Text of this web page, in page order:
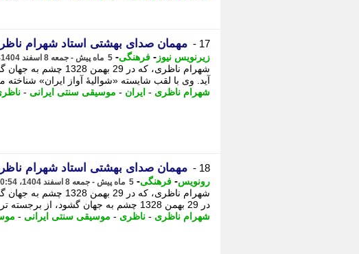
17 - مهمان صدای بهشتی استاد شهرام
زیرنویس نیوز - فرهنگی- 5 ماه پیش - جمعه 8 اسفند 1404، 01:08
شهرام ناظری، که
آید. وی با لقب شایسته «شوالیهٔ آواز ایران» شناخته می
شهرام ناظری - ایران - موسیقی سنتی ایرانی -
18 - مهمان صدای بهشتی استاد شهرام
رونویس- فرهنگی- 5 ماه پیش - جمعه 8 اسفند 1404، 00:54
شهرام ناظری، که
در 29 بهمن 1328 چشم به جهان گشود، از برجسته ترین شخصیت های موسیقی سنتی ایرانی به شمار می آید.
شهرام ناظری - ناظری - موسیقی سنتی ایرانی -